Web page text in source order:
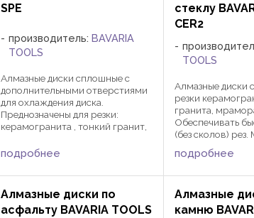
SPE
производитель:BAVARIA
TOOLS
Алмазные диски сплошные с
дополнительными отверстиями
для охлаждения диска.
Преднозначены для резки:
керамогранита , тонкий гранит,
(также шлифованный),
мраморная плита. Машина: 115-
125 мм углошлифовальная
машина – ...
подробнее
стеклу
CER2
TOOLS
Алмазные диски
резки
гранита,
Обеспечивать
(без сколов)
стационарный
использованием
подробнее
Алмазные диски по
асфальту BAVARIA TOOLS
Алмазные
камню